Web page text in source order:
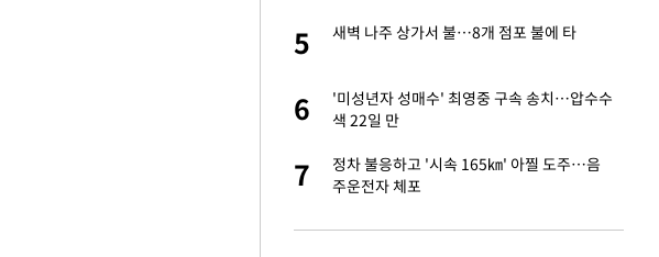
5 새벽 나주 상가서 불…8개 점포 불에 타
6
'미성년자 성매수' 최영중 구속 송치…압수수
색 22일 만
7
정차 불응하고 '시속 165㎞' 아찔 도주…음
주운전자 체포